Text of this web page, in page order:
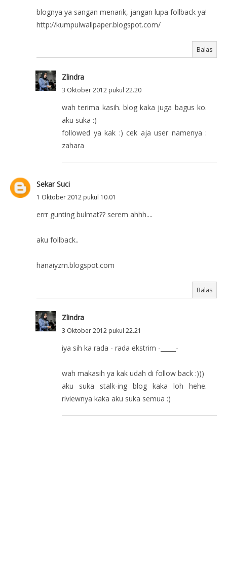
blognya ya sangan menarik, jangan lupa follback ya!
http://kumpulwallpaper.blogspot.com/
Balas
Zlindra
3 Oktober 2012 pukul 22.20
wah terima kasih. blog kaka juga bagus ko.
aku suka :)
followed ya kak :) cek aja user namenya :
zahara
Sekar Suci
1 Oktober 2012 pukul 10.01
errr gunting bulmat?? serem ahhh....
aku follback..
hanaiyzm.blogspot.com
Balas
Zlindra
3 Oktober 2012 pukul 22.21
iya sih ka rada - rada ekstrim -_____-
wah makasih ya kak udah di follow back :)))
aku suka stalk-ing blog kaka loh hehe.
riviewnya kaka aku suka semua :)